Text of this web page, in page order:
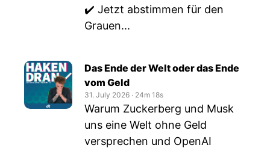
✔️ Jetzt abstimmen für den
Grauen...
Das Ende der Welt oder das Ende
vom Geld
31. July 2026 ‧ 24m 18s
Warum Zuckerberg und Musk
uns eine Welt ohne Geld
versprechen und OpenAI